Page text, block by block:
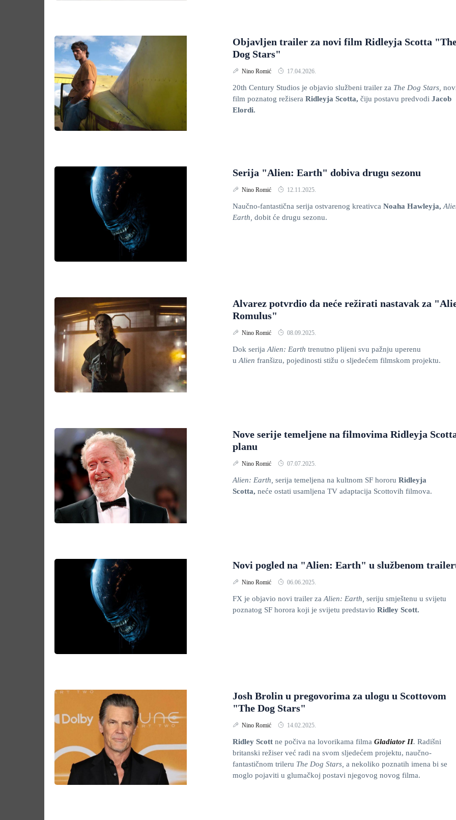
Objavljen trailer za novi film Ridleyja Scotta
Dog Stars"
Nino Romić 17.04.2026.
20th Century Studios je objavio službeni trailer za The Dog Stars,
film poznatog režisera Ridleyja Scotta, čiju postavu predvodi Jacob
Elordi.
Serija "Alien: Earth" dobiva drugu sezonu
Nino Romić 12.11.2025.
Naučno-fantastična serija ostvarenog kreativca Noaha Hawleyja,
Earth, dobit će drugu sezonu.
Alvarez potvrdio da neće režirati nastavak za
Romulus"
Nino Romić 08.09.2025.
Dok serija Alien: Earth trenutno plijeni svu pažnju uperenu
u Alien franšizu, pojedinosti stižu o sljedećem filmskom projektu.
Nove serije temeljene na filmovima Ridleyja
planu
Nino Romić 07.07.2025.
Alien: Earth, serija temeljena na kultnom SF hororu Ridleyja
Scotta, neće ostati usamljena TV adaptacija Scottovih filmova.
Novi pogled na "Alien: Earth" u službenom
Nino Romić 06.06.2025.
FX je objavio novi trailer za Alien: Earth, seriju smještenu u svijetu
poznatog SF horora koji je svijetu predstavio Ridley Scott.
Josh Brolin u pregovorima za ulogu u Scottovom
"The Dog Stars"
Nino Romić 14.02.2025.
Ridley Scott ne počiva na lovorikama filma Gladiator II. Radišni
britanski režiser već radi na svom sljedećem projektu, naučno-
fantastičnom trileru The Dog Stars, a nekoliko poznatih imena bi se
moglo pojaviti u glumačkoj postavi njegovog novog filma.